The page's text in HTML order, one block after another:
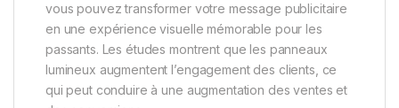
vous pouvez transformer votre message publicitaire
en une expérience visuelle mémorable pour les
passants. Les études montrent que les panneaux
lumineux augmentent l’engagement des clients, ce
qui peut conduire à une augmentation des ventes et